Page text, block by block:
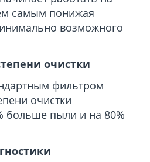
самым понижая
возможного
очистки
фильтром
очистки
больше пыли и на 80%